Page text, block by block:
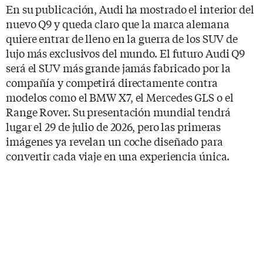
En su publicación, Audi ha mostrado el interior del
nuevo Q9 y queda claro que la marca alemana
quiere entrar de lleno en la guerra de los SUV de
lujo más exclusivos del mundo. El futuro Audi Q9
será el SUV más grande jamás fabricado por la
compañía y competirá directamente contra
modelos como el BMW X7, el Mercedes GLS o el
Range Rover. Su presentación mundial tendrá
lugar el 29 de julio de 2026, pero las primeras
imágenes ya revelan un coche diseñado para
convertir cada viaje en una experiencia única.